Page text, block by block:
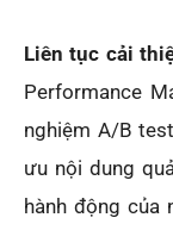
Liên tục cải
Performance
nghiệm A/B
ưu nội dung
hành động của